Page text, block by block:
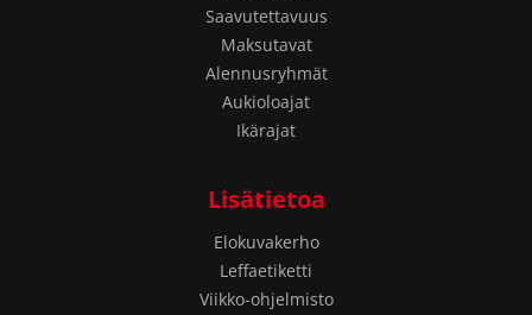
Saavutettavuus
Maksutavat
Alennusryhmät
Aukioloajat
Ikärajat
Lisätietoa
Elokuvakerho
Leffaetiketti
Viikko-ohjelmisto